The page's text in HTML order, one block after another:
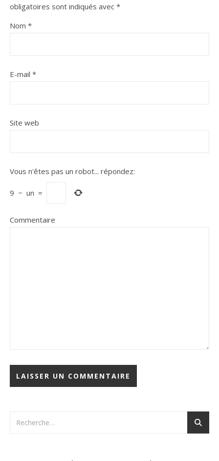
obligatoires sont indiqués avec *
Nom *
E-mail *
Site web
Vous n'êtes pas un robot... répondez:
9 − un =
Commentaire